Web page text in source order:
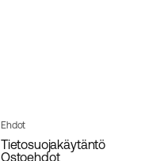
Ehdot
Tietosuojakäytäntö
Ostoehdot